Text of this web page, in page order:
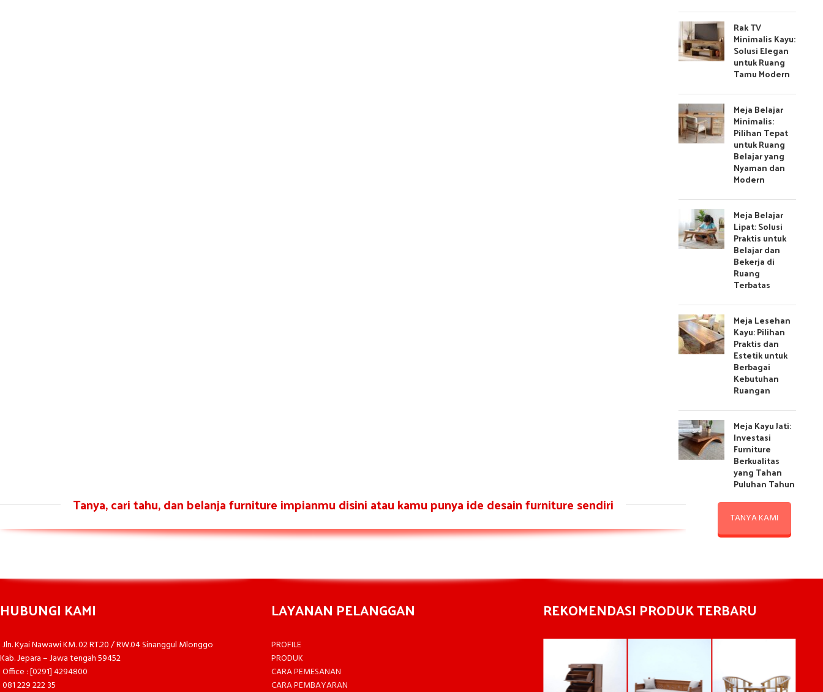
Rak TV
Minimalis Kayu:
Solusi Elegan
untuk Ruang
Tamu Modern
Meja Belajar
Minimalis:
Pilihan Tepat
untuk Ruang
Belajar yang
Nyaman dan
Modern
Meja Belajar
Lipat: Solusi
Praktis untuk
Belajar dan
Bekerja di
Ruang
Terbatas
Meja Lesehan
Kayu: Pilihan
Praktis dan
Estetik untuk
Berbagai
Kebutuhan
Ruangan
Meja Kayu Jati:
Investasi
Furniture
Berkualitas
yang Tahan
Puluhan Tahun
Tanya, cari tahu, dan belanja furniture impianmu disini atau kamu punya ide desain furniture sendiri
TANYA KAMI
HUBUNGI KAMI
Jln. Kyai Nawawi KM. 02 RT.20 / RW.04 Sinanggul Mlonggo
Kab. Jepara – Jawa tengah 59452
Office : [0291] 4294800
081 229 222 35
LAYANAN PELANGGAN
PROFILE
PRODUK
CARA PEMESANAN
CARA PEMBAYARAN
REKOMENDASI PRODUK TERBARU